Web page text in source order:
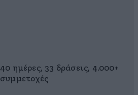
40 ημέρες, 33 δράσεις, 4.000+
συμμετοχές